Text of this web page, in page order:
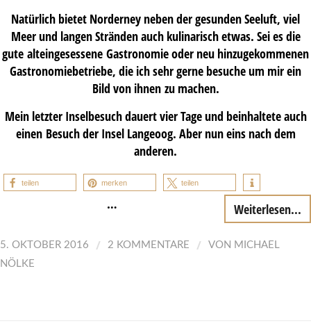
Natürlich bietet Norderney neben der gesunden Seeluft, viel
Meer und langen Stränden auch kulinarisch etwas. Sei es die
gute alteingesessene Gastronomie oder neu hinzugekommenen
Gastronomiebetriebe, die ich sehr gerne besuche um mir ein
Bild von ihnen zu machen.
Mein letzter Inselbesuch dauert vier Tage und beinhaltete auch
einen Besuch der Insel Langeoog. Aber nun eins nach dem
anderen.
teilen merken teilen
… Weiterlesen...
5. OKTOBER 2016 / 2 KOMMENTARE / VON MICHAEL
NÖLKE